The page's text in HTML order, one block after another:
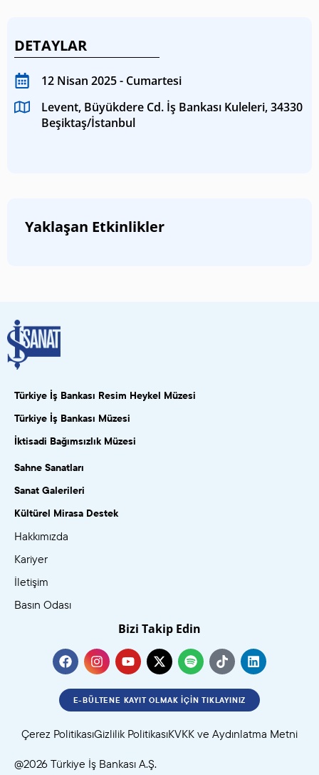
DETAYLAR
12 Nisan 2025 - Cumartesi
Levent, Büyükdere Cd. İş Bankası Kuleleri, 34330
Beşiktaş/İstanbul
Yaklaşan Etkinlikler
Türkiye İş Bankası Resim Heykel Müzesi
Türkiye İş Bankası Müzesi
İktisadi Bağımsızlık Müzesi
Sahne Sanatları
Sanat Galerileri
Kültürel Mirasa Destek
Hakkımızda
Kariyer
İletişim
Basın Odası
Bizi Takip Edin
E-BÜLTENE KAYIT OLMAK İÇIN TIKLAYINIZ
Çerez PolitikasıGizlilik PolitikasıKVKK ve Aydınlatma Metni
@2026 Türkiye İş Bankası A.Ş.